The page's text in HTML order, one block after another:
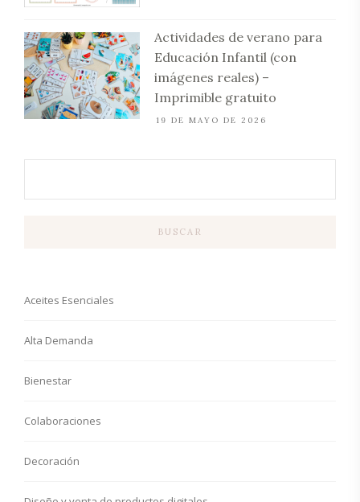
Actividades de verano para
Educación Infantil (con
imágenes reales) –
Imprimible gratuito
19 DE MAYO DE 2026
BUSCAR
Aceites Esenciales
Alta Demanda
Bienestar
Colaboraciones
Decoración